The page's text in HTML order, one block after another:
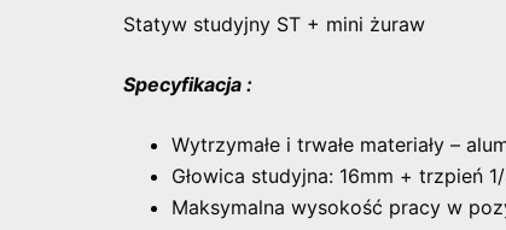
Statyw studyjny ST + mini żuraw
Specyfikacja :
Wytrzymałe i trwałe materiały –
Głowica studyjna: 16mm + trzpień
Maksymalna wysokość pracy w